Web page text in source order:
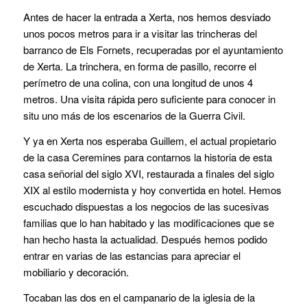
Antes de hacer la entrada a Xerta, nos hemos desviado
unos pocos metros para ir a visitar las trincheras del
barranco de Els Fornets, recuperadas por el ayuntamiento
de Xerta. La trinchera, en forma de pasillo, recorre el
perímetro de una colina, con una longitud de unos 4
metros. Una visita rápida pero suficiente para conocer in
situ uno más de los escenarios de la Guerra Civil.
Y ya en Xerta nos esperaba Guillem, el actual propietario
de la casa Ceremines para contarnos la historia de esta
casa señorial del siglo XVI, restaurada a finales del siglo
XIX al estilo modernista y hoy convertida en hotel. Hemos
escuchado dispuestas a los negocios de las sucesivas
familias que lo han habitado y las modificaciones que se
han hecho hasta la actualidad. Después hemos podido
entrar en varias de las estancias para apreciar el
mobiliario y decoración.
Tocaban las dos en el campanario de la iglesia de la